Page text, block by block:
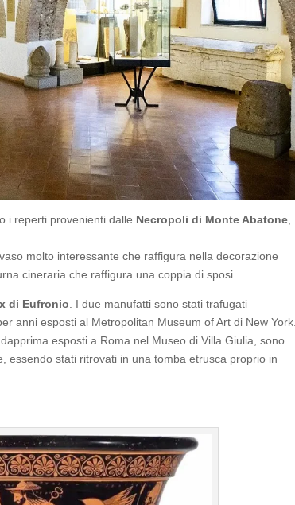
i reperti provenienti dalle Necropoli di Monte Abatone
molto interessante che raffigura nella decorazione
cineraria che raffigura una coppia di sposi.
di Eufronio . I due manufatti sono stati trafugati
anni esposti al Metropolitan Museum of Art di New York.
esposti a Roma nel Museo di Villa Giulia, sono
essendo stati ritrovati in una tomba etrusca proprio in